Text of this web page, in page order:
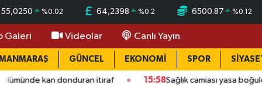
55,0250 %0.02 64,2398 %0.2 6500.87 %0.12
Galeri Videolar Canlı Yayın
GÜNCEL EKONOMİ SPOR
donduran itiraf 15:58 Sağlık camiası yasa boğuldu: